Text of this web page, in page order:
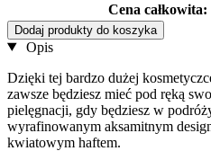
Cena całkowita:
Dodaj produkty do koszyka
Opis
Dzięki tej bardzo dużej
zawsze będziesz mieć pod ręką
pielęgnacji, gdy będziesz w
wyrafinowanym aksamitnym
kwiatowym haftem.